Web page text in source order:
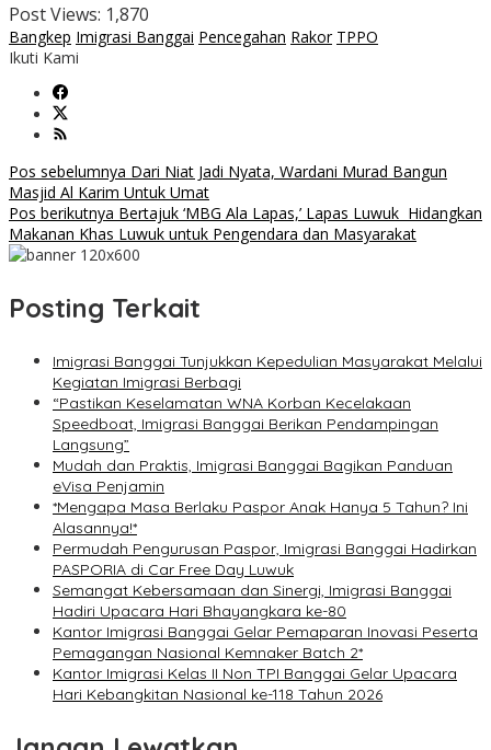
Post Views: 1,870
Bangkep Imigrasi Banggai Pencegahan Rakor TPPO
Ikuti Kami
Navigasi
pos
Pos sebelumnya Dari Niat Jadi Nyata, Wardani Murad Bangun
Masjid Al Karim Untuk Umat
Pos berikutnya Bertajuk ‘MBG Ala Lapas,’ Lapas Luwuk Hidangkan
Makanan Khas Luwuk untuk Pengendara dan Masyarakat
Posting Terkait
Imigrasi Banggai Tunjukkan Kepedulian Masyarakat Melalui
Kegiatan Imigrasi Berbagi
“Pastikan Keselamatan WNA Korban Kecelakaan
Speedboat, Imigrasi Banggai Berikan Pendampingan
Langsung”
Mudah dan Praktis, Imigrasi Banggai Bagikan Panduan
eVisa Penjamin
*Mengapa Masa Berlaku Paspor Anak Hanya 5 Tahun? Ini
Alasannya!*
Permudah Pengurusan Paspor, Imigrasi Banggai Hadirkan
PASPORIA di Car Free Day Luwuk
Semangat Kebersamaan dan Sinergi, Imigrasi Banggai
Hadiri Upacara Hari Bhayangkara ke-80
Kantor Imigrasi Banggai Gelar Pemaparan Inovasi Peserta
Pemagangan Nasional Kemnaker Batch 2*
Kantor Imigrasi Kelas II Non TPI Banggai Gelar Upacara
Hari Kebangkitan Nasional ke-118 Tahun 2026